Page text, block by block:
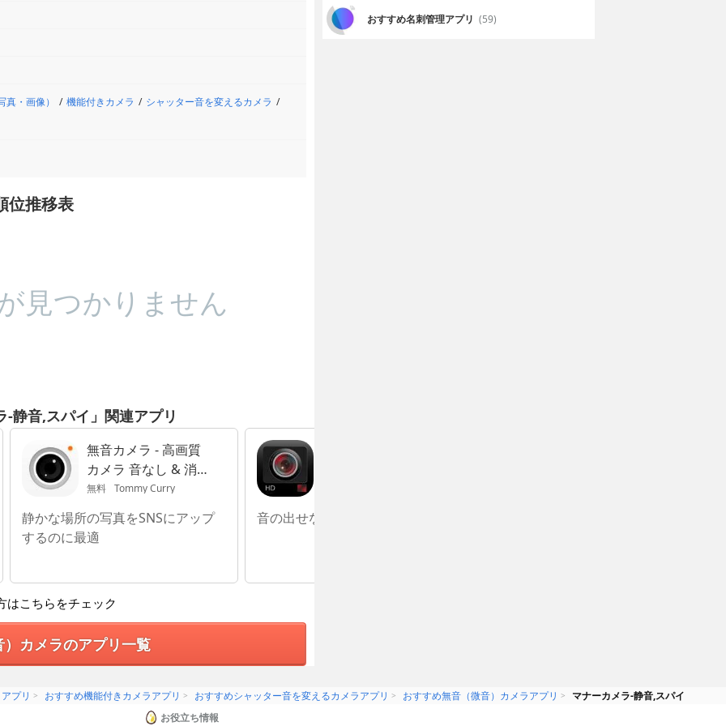
真・画像） 機能付きカメラ シャッター音を変えるカメラ
位推移表
見つかりません
-静音,スパイ」関連アプリ
無音カメラ - 高画質
カメラ 音なし & 消音
カメラ
無料 Tommy Curry
静かな場所の写真をSNSにアップ
するのに最適
音の出せない場所での撮影に最適
はこちらをチェック
カメラのアプリ一覧
おすすめ名刺管理アプリ (59)
プリ おすすめ機能付きカメラアプリ おすすめシャッター音を変えるカメラアプリ おすすめ無音（微音）カメラアプリ
マナーカメラ-静音,スパイ
お役立ち情報